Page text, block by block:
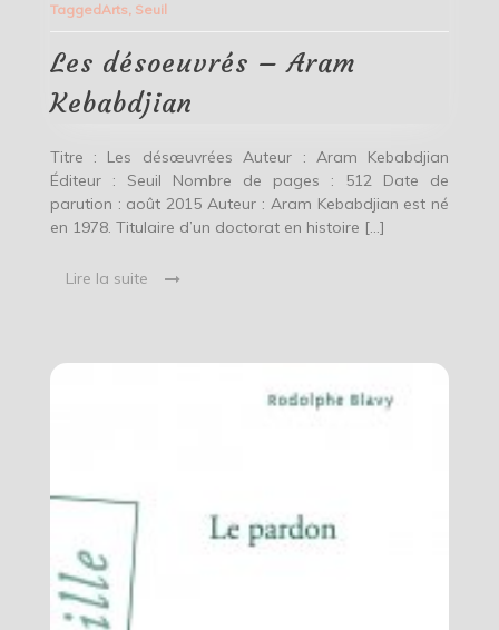
TaggedArts, Seuil
Les désoeuvrés – Aram
Kebabdjian
Titre : Les désœuvrées Auteur : Aram Kebabdjian
Éditeur : Seuil Nombre de pages : 512 Date de
parution : août 2015 Auteur : Aram Kebabdjian est né
en 1978. Titulaire d’un doctorat en histoire […]
Lire la suite